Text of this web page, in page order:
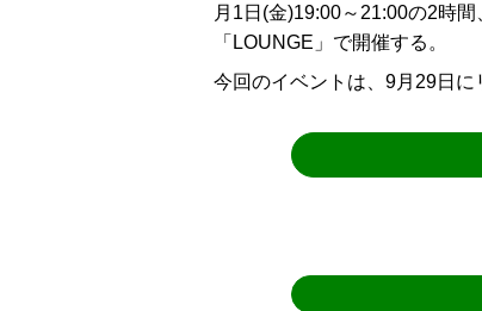
月1日(金)19:00～21:00の2時間
「LOUNGE」で開催する。
今回のイベントは、9月29日